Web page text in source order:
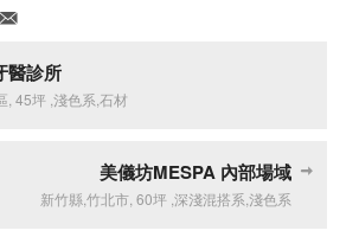
醫診所
,45坪 ,淺色系 ,石材
美儀坊MESPA 內部場域
新竹縣,竹北市, 60坪, 深淺混搭系 淺色系